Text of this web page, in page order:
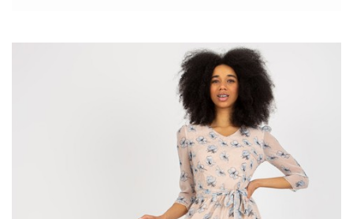
. Zobaczcie jak nosić sukienki koszulowe, aby
zaskoczyć wszystkich nietuzinkowym wyglądem.
Sukienki koszulowe w paski
będą jednym z najgorętszych trendów
tego sezonu. I to w każdej postaci: pionowe, poprzeczne, wąskie
czy szerokie. To zatem idealna okazja, aby połączyć ze sobą te